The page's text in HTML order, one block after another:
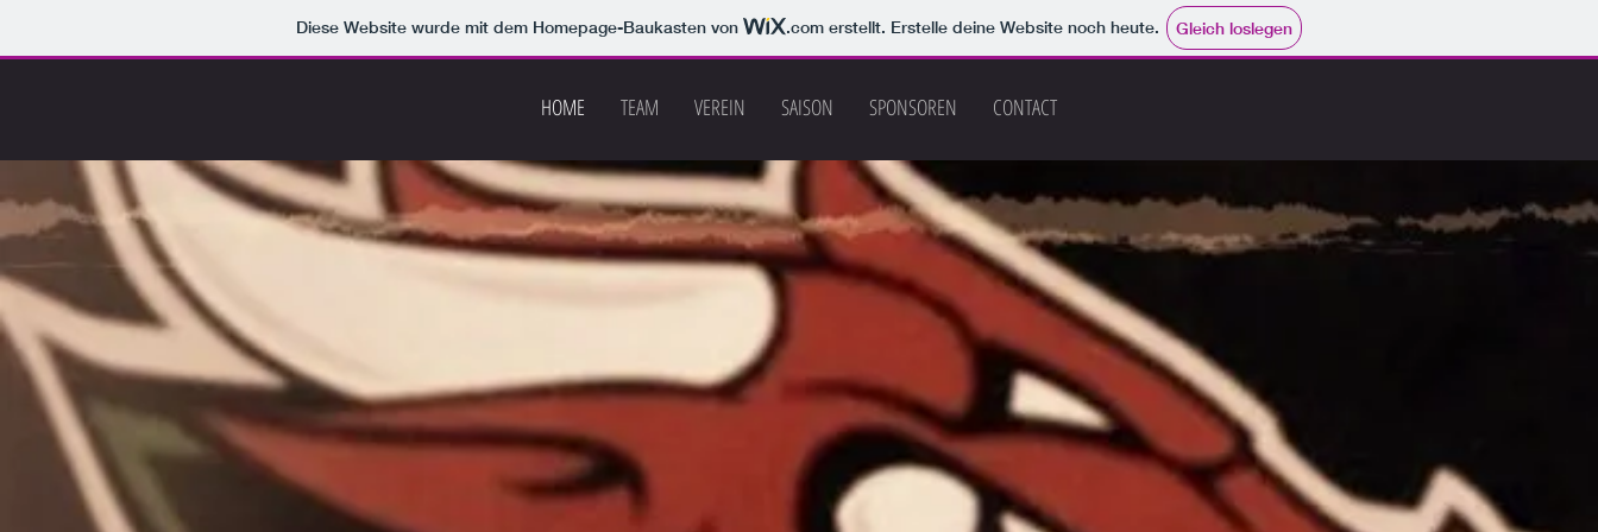
Diese Website wurde mit dem Homepage-Baukasten von .com erstellt. Erstelle deine Website noch heute. Gleich loslegen
HOME TEAM VEREIN SAISON SPONSOREN CONTACT